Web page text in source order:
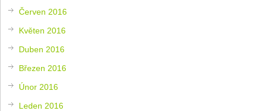
Červen 2016
Květen 2016
Duben 2016
Březen 2016
Únor 2016
Leden 2016